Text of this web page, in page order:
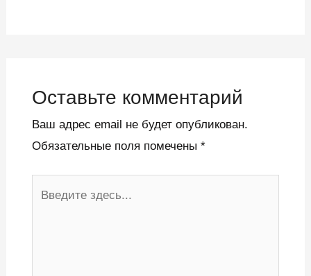
Оставьте комментарий
Ваш адрес email не будет опубликован.
Обязательные поля помечены *